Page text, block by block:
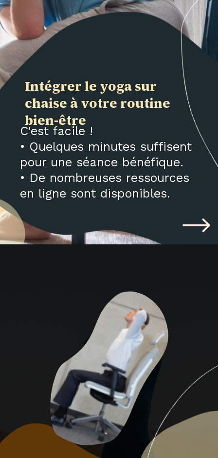
C'est facile !
• Quelques minutes suffisent
pour une séance bénéfique.
• De nombreuses ressources
en ligne sont disponibles.
Intégrer le yoga sur
chaise à votre routine
bien-être